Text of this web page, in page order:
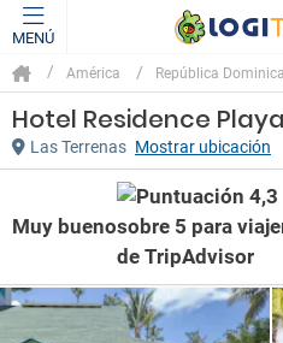
MENÚ
América República
Hotel Residence
Las Terrenas Mostrar ubicación
Muy bueno